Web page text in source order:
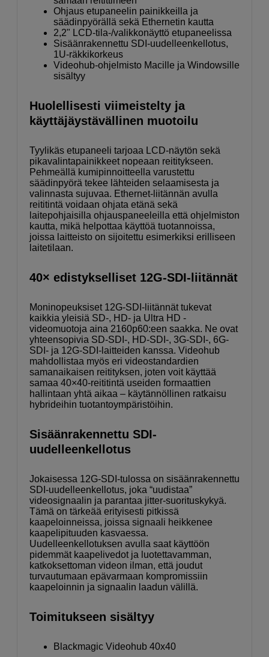
Ohjaus etupaneelin painikkeilla ja
säädinpyörällä sekä Ethernetin kautta
2,2" LCD-tila-/valikkonäyttö etupaneelissa
Sisäänrakennettu SDI-uudelleenkellotus,
1U-räkkikorkeus
Videohub-ohjelmisto Macille ja Windowsille
sisältyy
Huolellisesti viimeistelty ja
käyttäjäystävällinen muotoilu
Tyylikäs etupaneeli tarjoaa LCD-näytön sekä
pikavalintapainikkeet nopeaan reititykseen.
Pehmeällä kumipinnoitteella varustettu
säädinpyörä tekee lähteiden selaamisesta ja
valinnasta sujuvaa. Ethernet-liitännän avulla
reititintä voidaan ohjata etänä sekä
laitepohjaisilla ohjauspaneeleilla että ohjelmiston
kautta, mikä helpottaa käyttöä tuotannoissa,
joissa laitteisto on sijoitettu esimerkiksi erilliseen
laitetilaan.
40× edistykselliset 12G-SDI-liitännät
Moninopeuksiset 12G-SDI-liitännät tukevat
kaikkia yleisiä SD-, HD- ja Ultra HD -
videomuotoja aina 2160p60:een saakka. Ne ovat
yhteensopivia SD-SDI-, HD-SDI-, 3G-SDI-, 6G-
SDI- ja 12G-SDI-laitteiden kanssa. Videohub
mahdollistaa myös eri videostandardien
samanaikaisen reitityksen, joten voit käyttää
samaa 40×40-reititintä useiden formaattien
hallintaan yhtä aikaa – käytännöllinen ratkaisu
hybrideihin tuotantoympäristöihin.
Sisäänrakennettu SDI-
uudelleenkellotus
Jokaisessa 12G-SDI-tulossa on sisäänrakennettu
SDI-uudelleenkellotus, joka “uudistaa”
videosignaalin ja parantaa jitter-suorituskykyä.
Tämä on tärkeää erityisesti pitkissä
kaapeloinneissa, joissa signaali heikkenee
kaapelipituuden kasvaessa.
Uudelleenkellotuksen avulla saat käyttöön
pidemmät kaapelivedot ja luotettavamman,
katkoksettoman videon ilman, että joudut
turvautumaan epävarmaan kompromissiin
kaapeloinnin ja signaalin laadun välillä.
Toimitukseen sisältyy
Blackmagic Videohub 40x40